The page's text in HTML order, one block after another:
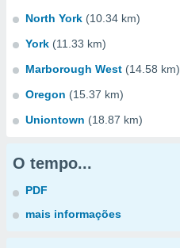
North York (10.34 km)
York (11.33 km)
Marborough West (14.58 km)
Oregon (15.37 km)
Uniontown (18.87 km)
O tempo...
PDF
mais informações